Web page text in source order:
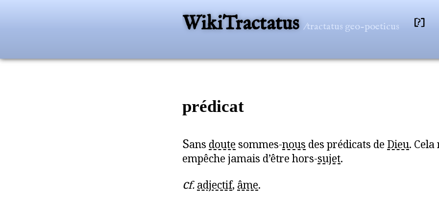
WikiTractatus /tractatus geo-poeticus [?]
prédicat
Sans doute sommes-nous des prédicats de Dieu. Cela
empêche jamais d’être hors-sujet.
cf. adjectif, âme.